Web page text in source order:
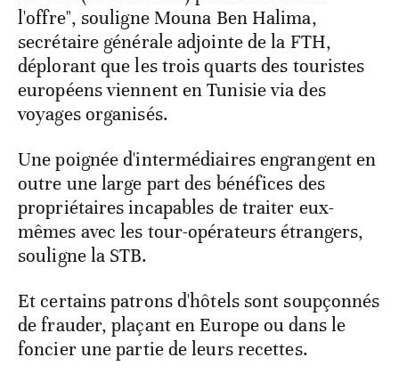
l'offre", souligne Mouna Ben Halima,
secrétaire générale adjointe de la FTH,
déplorant que les trois quarts des touristes
européens viennent en Tunisie via des
voyages organisés.
Une poignée d'intermédiaires engrangent en
outre une large part des bénéfices des
propriétaires incapables de traiter eux-
mêmes avec les tour-opérateurs étrangers,
souligne la STB.
Et certains patrons d'hôtels sont soupçonnés
de frauder, plaçant en Europe ou dans le
foncier une partie de leurs recettes.